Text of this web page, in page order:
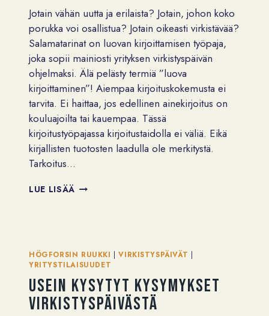
Jotain vähän uutta ja erilaista? Jotain, johon koko
porukka voi osallistua? Jotain oikeasti virkistävää?
Salamatarinat on luovan kirjoittamisen työpaja,
joka sopii mainiosti yrityksen virkistyspäivän
ohjelmaksi. Älä pelästy termiä ”luova
kirjoittaminen”! Aiempaa kirjoituskokemusta ei
tarvita. Ei haittaa, jos edellinen ainekirjoitus on
kouluajoilta tai kauempaa. Tässä
kirjoitustyöpajassa kirjoitustaidolla ei väliä. Eikä
kirjallisten tuotosten laadulla ole merkitystä.
Tarkoitus…
LUE LISÄÄ ETSITKÖ
HÖGFORSIN RUUKKI |VIRKISTYSPÄIVÄT |
YRITYSTILAISUUDET
Usein kysytyt kysymykset
virkistyspäivästä